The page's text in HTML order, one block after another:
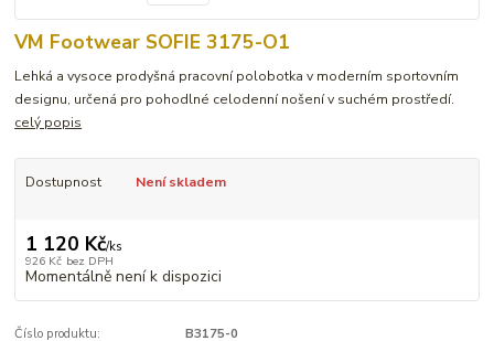
VM Footwear SOFIE 3175-O1
Lehká a vysoce prodyšná pracovní polobotka v moderním sportovním
designu, určená pro pohodlné celodenní nošení v suchém prostředí.
celý popis
Dostupnost Není skladem
1 120 Kč/ks
926 Kč bez DPH
Momentálně není k dispozici
Číslo produktu:
B3175-0